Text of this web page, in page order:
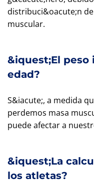
distribuci&oacute;n
muscular.
&iquest;El peso
edad?
S&iacute;, a medida
perdemos masa
puede afectar a
&iquest;La
los atletas?